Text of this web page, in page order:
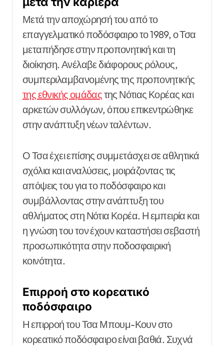
Μετά την αποχώρησή του από το
επαγγελματικό ποδόσφαιρο το 1989, ο Τσα
μεταπήδησε στην προπονητική και τη
διοίκηση. Ανέλαβε διάφορους ρόλους,
συμπεριλαμβανομένης της προπονητικής
της εθνικής ομάδαςτης Νότιας Κορέας και
αρκετών συλλόγων, όπου επικεντρώθηκε
στην ανάπτυξη νέων ταλέντων.
Ο Τσα έχει επίσης συμμετάσχει σε αθλητικά
σχόλια και αναλύσεις, μοιράζοντας τις
απόψεις του για το ποδόσφαιρο και
συμβάλλοντας στην ανάπτυξη του
αθλήματος στη Νότια Κορέα. Η εμπειρία και
η γνώση του τον έχουν καταστήσει σεβαστή
προσωπικότητα στην ποδοσφαιρική
κοινότητα.
Επιρροή στο κορεατικό
ποδόσφαιρο
Η επιρροή του Τσα Μπουμ-Κουν στο
κορεατικό ποδόσφαιρο είναι βαθιά. Συχνά